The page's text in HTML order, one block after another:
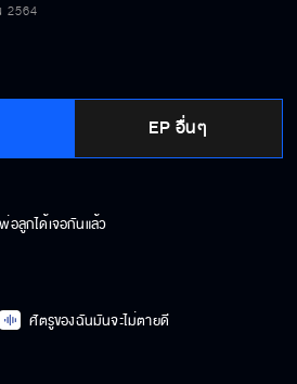
2564
EP อื่นๆ
พ่อลูกได้เจอกันแล้ว
ศัตรูของฉันมันจะไม่ตายดี